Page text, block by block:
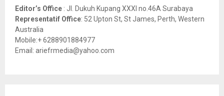
Editor’s Office : Jl. Dukuh Kupang XXXI no.46A Surabaya
Representatif Office: 52 Upton St, St James, Perth, Western
Australia
Mobile:+ 6288901884977
Email: ariefrmedia@yahoo.com